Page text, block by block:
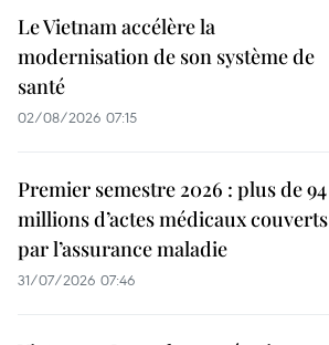
Le Vietnam accélère la
modernisation de son système de
santé
02/08/2026 07:15
Premier semestre 2026 : plus de 94
millions d’actes médicaux couverts
par l’assurance maladie
31/07/2026 07:46